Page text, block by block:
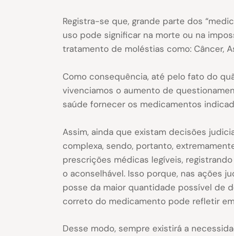
Registra-se que, grande parte dos
uso pode significar na morte ou na
tratamento de moléstias como: Câncer,
Como consequência, até pelo fato do
vivenciamos o aumento de
saúde fornecer os medicamentos
Assim, ainda que existam decisões
complexa, sendo, portanto,
prescrições médicas legíveis,
o aconselhável. Isso porque, nas ações
posse da maior quantidade possível de
correto do medicamento pode refletir
Desse modo, sempre existirá a